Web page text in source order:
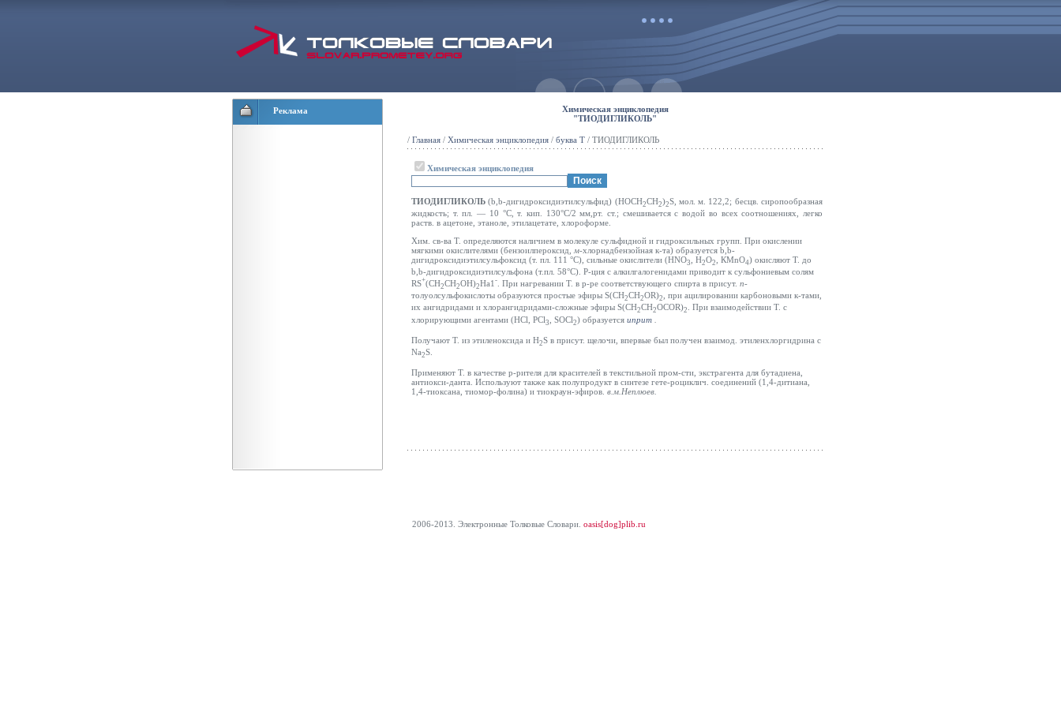
Реклама
Химическая энциклопедия
"ТИОДИГЛИКОЛЬ"
/ Главная / Химическая энциклопедия / буква Т / ТИОДИГЛИКОЛЬ
Химическая энциклопедия
ТИОДИГЛИКОЛЬ (b ,b-дигидроксидиэтилсульфид) (HOCH2CH2)2S, мол. м. 122,2; бесцв. сиропообразная
жидкость; т. пл. — 10 °С, т. кип. 130°С/2 мм,рт. ст.; смешивается с водой во всех соотношениях, легко
раств. в ацетоне, этаноле, этилацетате, хлороформе.
Хим. св-ва Т. определяются наличием в молекуле сульфидной и гидроксильных групп. При окислении
мягкими окислителями (бензоилпероксид, м-хлорнадбензойная к-та) образуется b b-
дигидроксидиэтилсульфоксид (т. пл. 111 °С), сильные окислители (HNО3 , Н2О2 , КМnО4) окисляют Т. до
b b-дигидроксидиэтилсульфона (т.пл. 58°С). Р-ция с алкилгалогенидами приводит к сульфониевым солям
RS+(СН2СН2ОН)2На1 - . При нагревании Т. в р-ре соответствующего спирта в присут. n-
толуолсульфокислоты образуются простые эфиры S(CH2CH2OR)2
, при ацилировании карбоновыми к-тами,
их ангидридами и хлорангидридами-сложные эфиры S(CH2CH2OCOR)2 . При взаимодействии Т. с
хлорирующими агентами (НСl, РСl3 , SOCl2) образуется иприт
Получают Т. из этиленоксида и H2S в присут. щелочи, впервые был получен взаимод. этиленхлоргидрина с
Na2S.
Применяют Т. в качестве р-рителя для красителей в текстильной пром-сти, экстрагента для бутадиена,
антиокси-данта. Используют также как полупродукт в синтезе гете-роциклич. соединений (1,4-дитиана,
1,4-тиоксана, тиомор-фолина) и тиокраун-эфиров. в.м. Неплюев
2006-2013. Электронные Толковые Cловари. oasis[dog]plib.ru